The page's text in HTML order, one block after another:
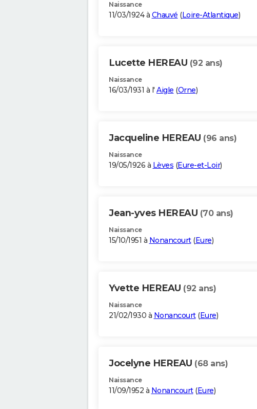
Naissance
11/03/1924 à Chauvé (Loire-Atlantique)
Lucette HEREAU (92 ans)
Naissance
16/03/1931 à l' Aigle (Orne)
Jacqueline HEREAU (96 ans)
Naissance
19/05/1926 à Lèves (Eure-et-Loir)
Jean-yves HEREAU (70 ans)
Naissance
15/10/1951 à Nonancourt(Eure)
Yvette HEREAU (92 ans)
Naissance
21/02/1930 à Nonancourt(Eure)
Jocelyne HEREAU (68 ans)
Naissance
11/09/1952 à Nonancourt(Eure)